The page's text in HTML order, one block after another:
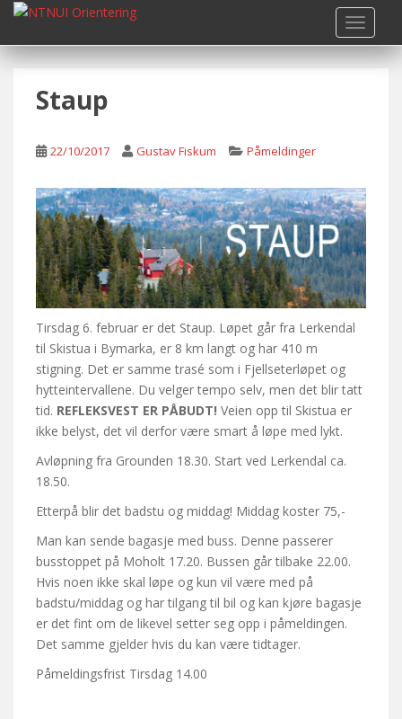
i
Staup
22/10/2017 Gustav Fiskum Påmeldinger
Tirsdag 6. februar er det Staup. Løpet går fra Lerkendal
til Skistua i Bymarka, er 8 km langt og har 410 m
stigning. Det er samme trasé som i Fjellseterløpet og
hytteintervallene. Du velger tempo selv, men det blir tatt
tid. REFLEKSVEST ER PÅBUDT! Veien opp til Skistua er
ikke belyst, det vil derfor være smart å løpe med lykt.
Avløpning fra Grounden 18.30. Start ved Lerkendal ca.
18.50.
Etterpå blir det badstu og middag! Middag koster 75,-
Man kan sende bagasje med buss. Denne passerer
busstoppet på Moholt 17.20. Bussen går tilbake 22.00.
Hvis noen ikke skal løpe og kun vil være med på
badstu/middag og har tilgang til bil og kan kjøre bagasje
er det fint om de likevel setter seg opp i påmeldingen.
Det samme gjelder hvis du kan være tidtager.
Påmeldingsfrist Tirsdag 14.00